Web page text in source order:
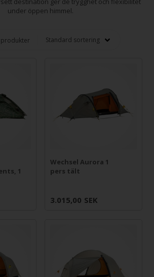
under öppen himmel.
1
Wechsel Aurora 1
pers tält
3.015,00 SEK